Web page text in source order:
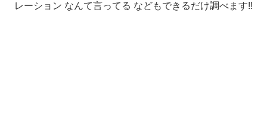
レーション なんて言ってる などもできるだけ調べます!!